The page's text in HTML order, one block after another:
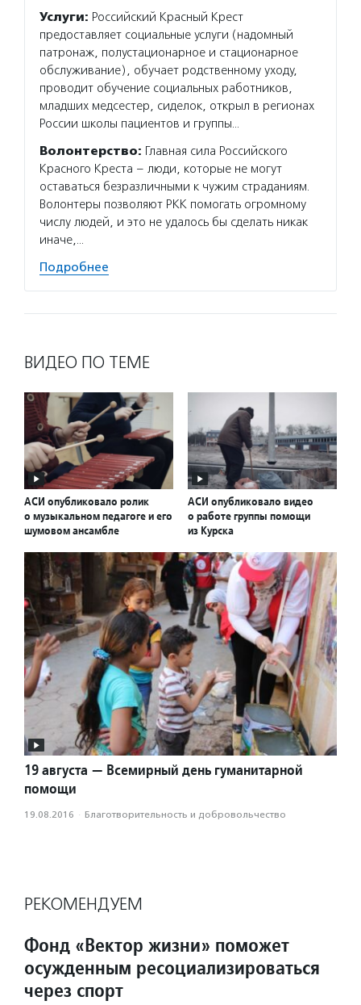
Услуги: Российский Красный Крест
предоставляет социальные услуги (надомный
патронаж, полустационарное и стационарное
обслуживание), обучает родственному уходу,
проводит обучение социальных работников,
младших медсестер, сиделок, открыл в регионах
России школы пациентов и группы…
Волонтерство: Главная сила Российского
Красного Креста – люди, которые не могут
оставаться безразличными к чужим страданиям.
Волонтеры позволяют РКК помогать огромному
числу людей, и это не удалось бы сделать никак
иначе,…
Подробнее
ВИДЕО ПО ТЕМЕ
АСИ опубликовало ролик
о музыкальном педагоге и его
шумовом ансамбле
АСИ опубликовало видео
о работе группы помощи
из Курска
19 августа — Всемирный день гуманитарной
помощи
19.08.2016 · Благотвори­тель­ность и доброволь­чест­во
РЕКОМЕНДУЕМ
Фонд «Вектор жизни» поможет
осужденным ресоциализироваться
через спорт